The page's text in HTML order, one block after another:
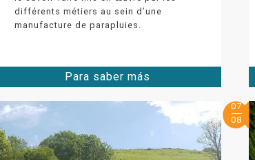
différents métiers au sein d’une
manufacture de parapluies.
Para saber más
07
08